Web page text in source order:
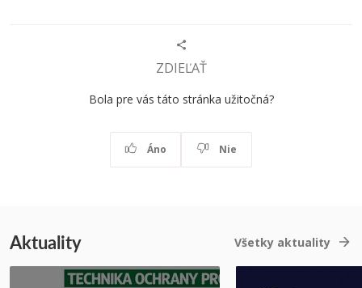
ZDIEĽAŤ
Bola pre vás táto stránka užitočná?
Áno Nie
Aktuality Všetky aktuality